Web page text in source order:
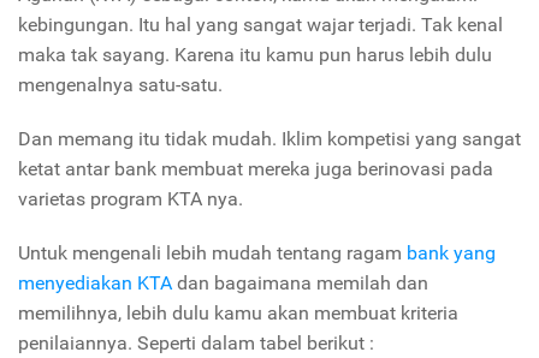
kebingungan. Itu hal yang sangat wajar terjadi. Tak kenal
maka tak sayang. Karena itu kamu pun harus lebih dulu
mengenalnya satu-satu.
Dan memang itu tidak mudah. Iklim kompetisi yang sangat
ketat antar bank membuat mereka juga berinovasi pada
varietas program KTA nya.
Untuk mengenali lebih mudah tentang ragam bank yang
menyediakan KTA dan bagaimana memilah dan
memilihnya, lebih dulu kamu akan membuat kriteria
penilaiannya. Seperti dalam tabel berikut :